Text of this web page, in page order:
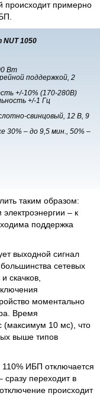
происходит примерно
NUT 1050
Вт
поддержкой, 2
+/-10% (170-280В)
+/-1 Гц
свинцовый, 12 В, 9
30% – до 9,5 мин., 50% –
таким образом:
– к
поддержка
выходной сигнал
сетевых
скачков,
моментально
Время
(максимум 10 мс), что
выше типов
ИБП отключается
переходит в
происходит